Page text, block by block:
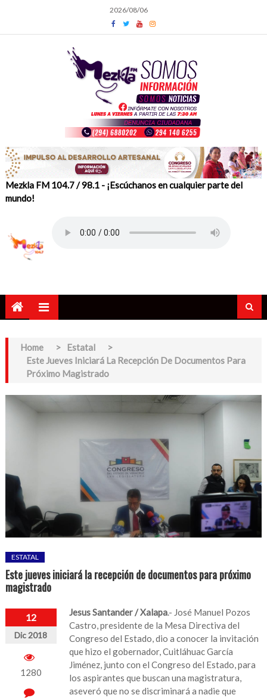
content
2026/08/06
Mezkla FM 104.7 / 98.1 - ¡Escúchanos en cualquier parte del
mundo!
Home > Estatal
>
Este Jueves Iniciará La Recepción De Documentos Para
Próximo Magistrado
ESTATAL
Este jueves iniciará la recepción de documentos para próximo
magistrado
12
Dic 2018
1280
Jesus Santander / Xalapa.- José Manuel Pozos
Castro, presidente de la Mesa Directiva del
Congreso del Estado, dio a conocer la invitación
que hizo el gobernador, Cuitláhuac García
Jiménez, junto con el Congreso del Estado, para
los aspirantes que buscan una magistratura,
aseveró que no se discriminará a nadie que